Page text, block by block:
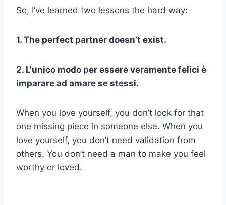
So, I’ve learned two lessons the hard way:
1. The perfect partner doesn’t exist.
2. L'unico modo per essere veramente felici è
imparare ad amare se stessi.
When you love yourself, you don’t look for that
one missing piece in someone else. When you
love yourself, you don’t need validation from
others. You don’t need a man to make you feel
worthy or loved.